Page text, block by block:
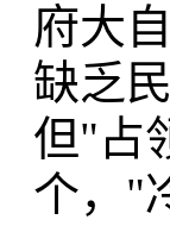
府大
缺乏
但"占
个，"